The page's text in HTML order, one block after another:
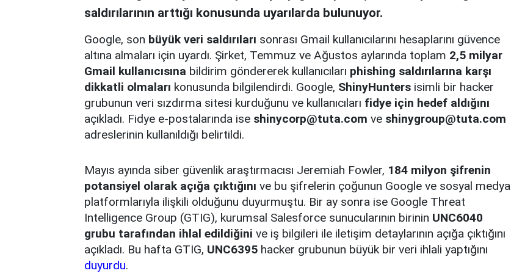
saldırılarının arttığı konusunda uyarılarda bulunuyor.
Google, son büyük veri saldırıları sonrası Gmail kullanıcılarını hesaplarını güvence
altına almaları için uyardı. Şirket, Temmuz ve Ağustos aylarında toplam 2,5 milyar
Gmail kullanıcısına bildirim göndererek kullanıcıları phishing saldırılarına karşı
dikkatli olmaları konusunda bilgilendirdi. Google, ShinyHunters isimli bir hacker
grubunun veri sızdırma sitesi kurduğunu ve kullanıcıları fidye için hedef aldığını
açıkladı. Fidye e-postalarında ise shinycorp@tuta.com ve shinygroup@tuta.com
adreslerinin kullanıldığı belirtildi.
Mayıs ayında siber güvenlik araştırmacısı Jeremiah Fowler, 184 milyon şifrenin
potansiyel olarak açığa çıktığını ve bu şifrelerin çoğunun Google ve sosyal medya
platformlarıyla ilişkili olduğunu duyurmuştu. Bir ay sonra ise Google Threat
Intelligence Group (GTIG), kurumsal Salesforce sunucularının birinin UNC6040
grubu tarafından ihlal edildiğini ve iş bilgileri ile iletişim detaylarının açığa çıktığını
açıkladı. Bu hafta GTIG, UNC6395 hacker grubunun büyük bir veri ihlali yaptığını
duyurdu.